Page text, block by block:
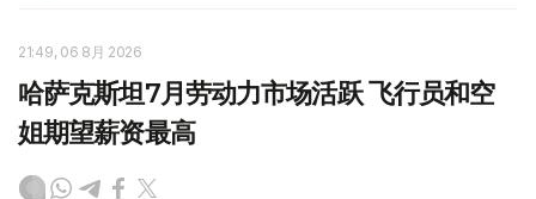
21:49, 06 8月 2026
哈萨克斯坦7月劳动力市场活跃 飞行员和空
姐期望薪资最高